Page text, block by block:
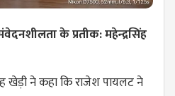
के प्रतीक: महेन्द्रसिंह
खेड़ी ने कहा कि राजेश पायलट ने